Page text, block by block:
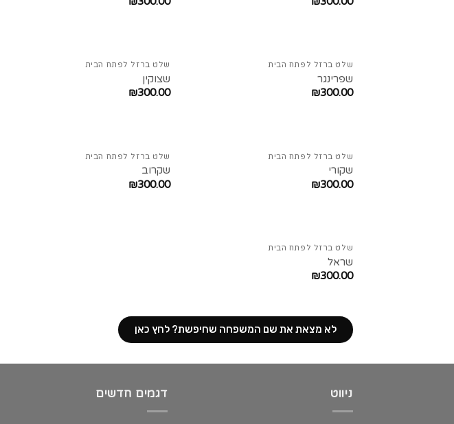
שלט ברזל לפתח הבית
שפרינגר
₪300.00
שלט ברזל לפתח הבית
שצוקין
₪300.00
שלט ברזל לפתח הבית
שקורי
₪300.00
שלט ברזל לפתח הבית
שקרוב
₪300.00
שלט ברזל לפתח הבית
שראל
₪300.00
לא מצאת את שם המשפחה שחיפשת? לחץ כאן
ניווט דגמים חדשים